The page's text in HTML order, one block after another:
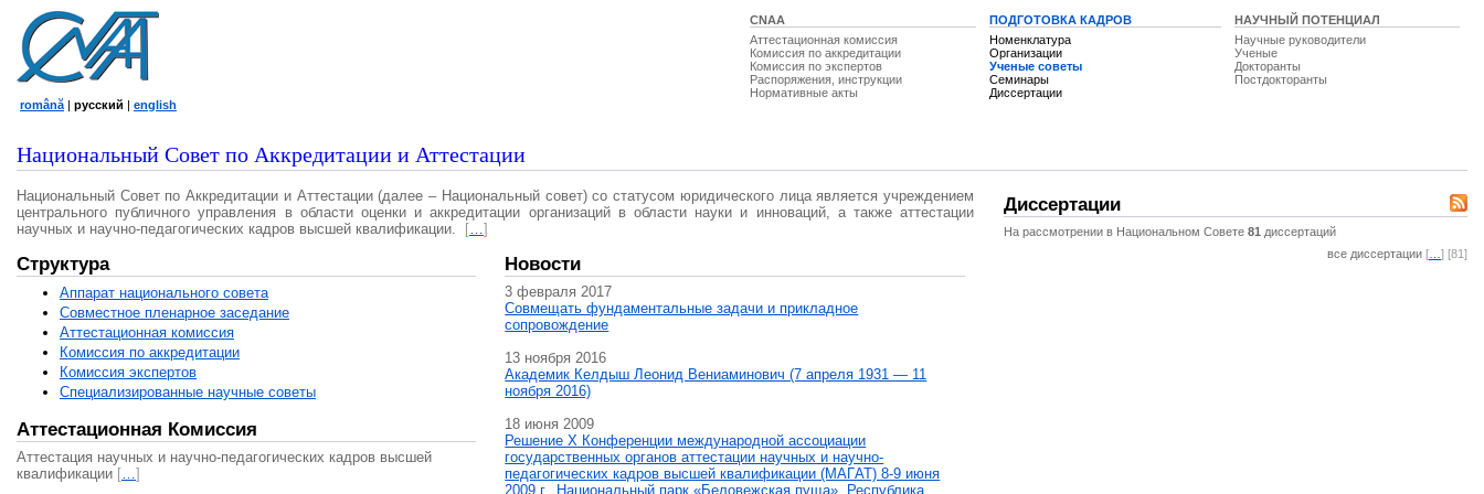
CNAA
Аттестационная комиссия
Комиссия по аккредитации
Комиссия по экспертов
Распоряжения, инструкции
Нормативные акты
ПОДГОТОВКА КАДРОВ
Номенклатура
Организации
Ученые советы
Семинары
Диссертации
НАУЧНЫЙ ПОТЕНЦИАЛ
Научные руководители
Ученые
Докторанты
Постдокторанты
română | русский | english
Национальный Совет по Аккредитации и Аттестации
Национальный Совет по Аккредитации и Аттестации (далее – Национальный совет) со статусом юридического лица является учреждением
центрального публичного управления в области оценки и аккредитации организаций в области науки и инноваций, а также аттестации
научных и научно-педагогических кадров высшей квалификации.
[…]
Структура
Аппарат национального совета
Совместное пленарное заседание
Аттестационная комисcия
Комиссия по аккредитации
Комиссия экспертов
Специализированные научные советы
Аттестационная Комиссия
Аттестация научных и научно-педагогических кадров высшей
квалификации […]
Новости
3 февраля 2017
Совмещать фундаментальные задачи и прикладное
сопровождение
13 ноября 2016
Академик Келдыш Леонид Вениаминович (7 апреля 1931 — 11
ноября 2016)
18 июня 2009
Решение X Конференции международной ассоциации
государственных органов аттестации научных и научно-
педагогических кадров высшей квалификации (МАГAT) 8-9 июня
2009 г., Национальный парк «Беловежская пуща», Республика
Диссертации
На рассмотрении в Национальном Совете 81 диссертаций
все диссертации [ ] [81]